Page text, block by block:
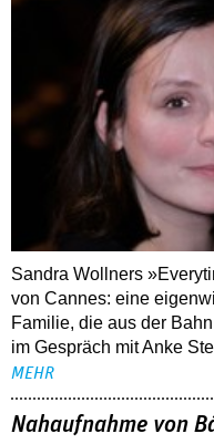
Sandra Wollners
von Cannes: eine
Familie, die aus der
im Gespräch mit Anke
MEHR
Nahaufnahme von